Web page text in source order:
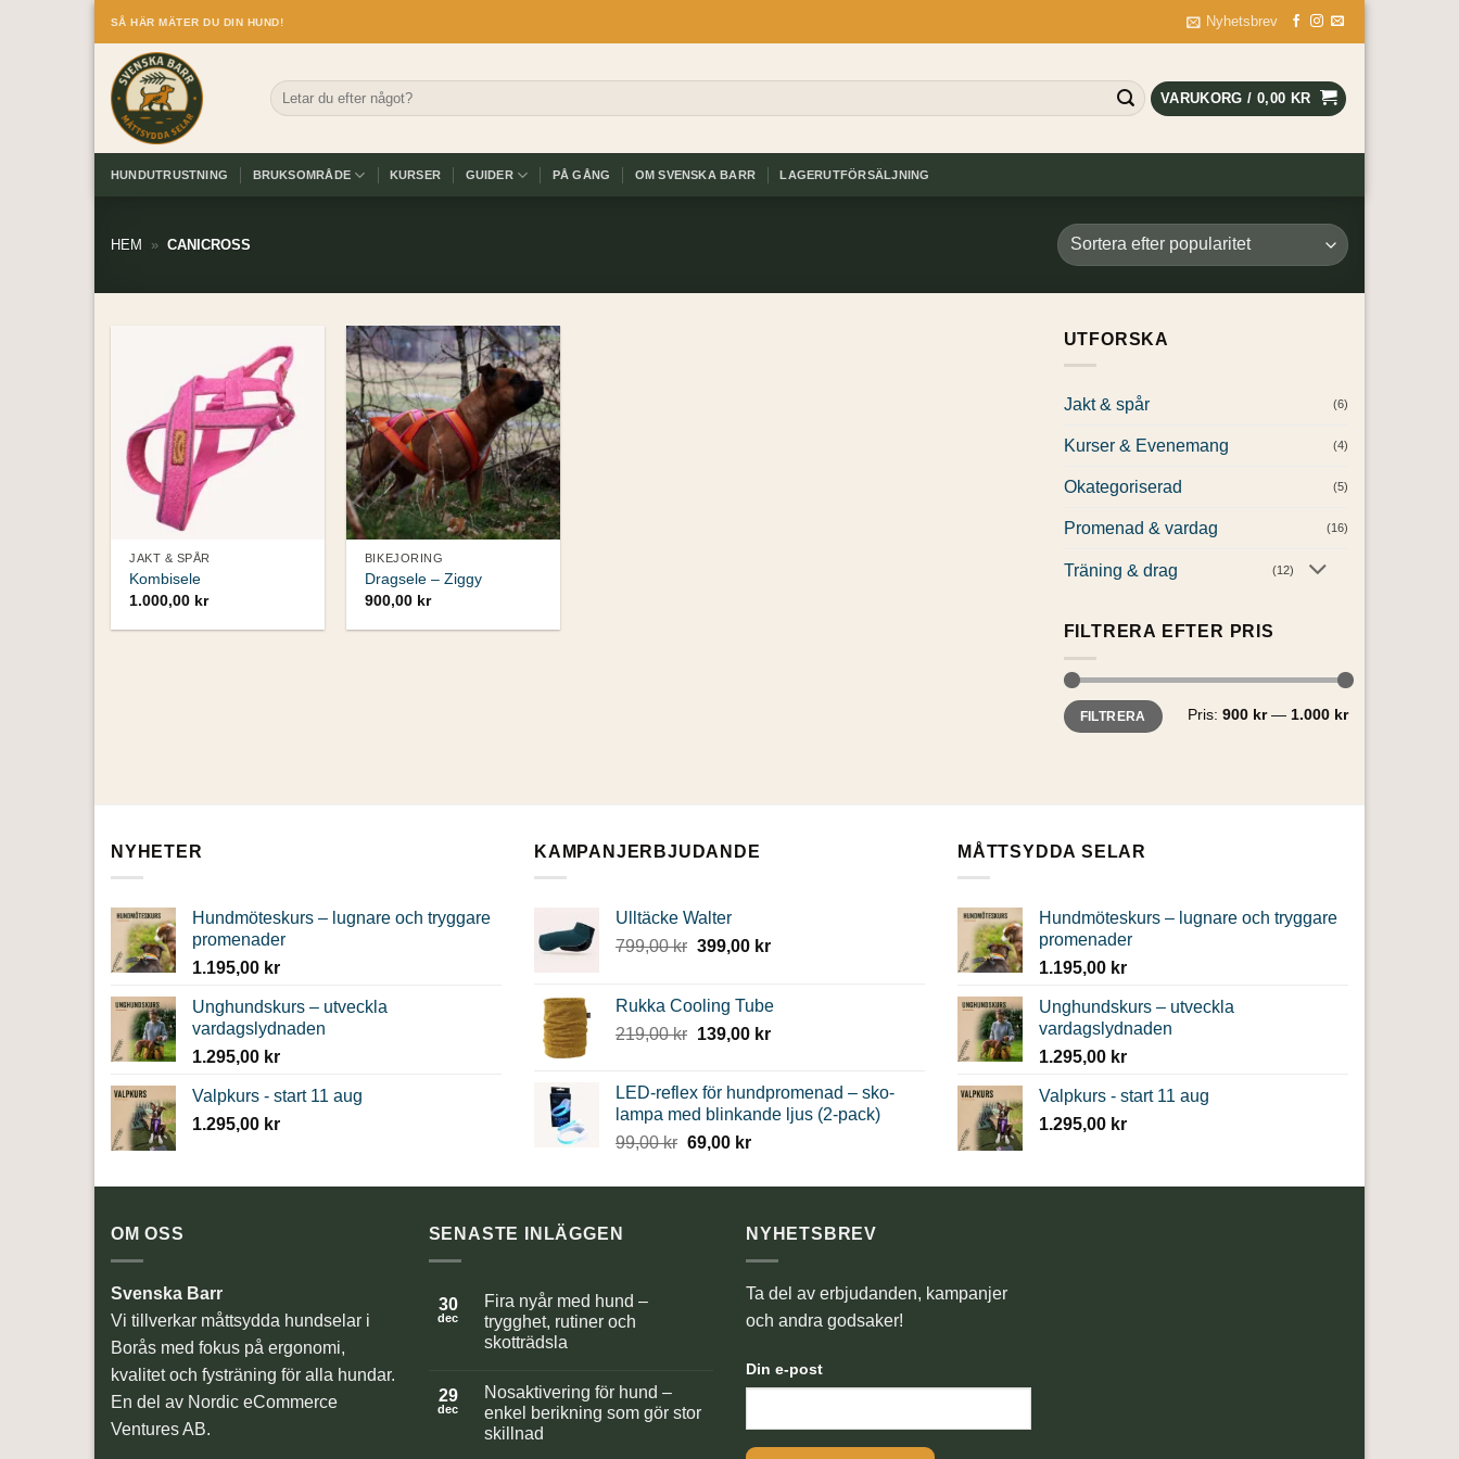
Skip
to
content
SÅ HÄR MÄTER DU DIN HUND! Nyhetsbrev
Sök
efter:
VARUKORG / 0,00 KR
HUNDUTRUSTNING BRUKSOMRÅDE KURSER GUIDER PÅ GÅNG OM SVENSKA BARR LAGERUTFÖRSÄLJNING
HEM » CANICROSS
Add to
wishlist
JAKT & SPÅR
Kombisele
1.000,00 kr
Add to
wishlist
BIKEJORING
Dragsele – Ziggy
900,00 kr
UTFORSKA
Jakt & spår (6)
Kurser & Evenemang (4)
Okategoriserad (5)
Promenad & vardag (16)
Träning & drag (12)
FILTRERA EFTER PRIS
Min
pris
Max
prisFILTRERA Pris: 900 kr— 1.000 kr
NYHETER
Hundmöteskurs – lugnare och tryggare
promenader
1.195,00 kr
Unghundskurs – utveckla
vardagslydnaden
1.295,00 kr
Valpkurs - start 11 aug
1.295,00 kr
KAMPANJERBJUDANDE
Ulltäcke Walter
799,00kr Det
var:
799,00 kr.
399,00 krDet
är:
399,00 kr.
Rukka Cooling Tube
219,00kr Det
var:
219,00 kr.
139,00 krDet
är:
139,00 kr.
LED-reflex för hundpromenad – sko-
lampa med blinkande ljus (2-pack)
99,00kr Det
priset
99,00 kr.
69,00 krDet
priset
69,00 kr.
MÅTTSYDDA SELAR
Hundmöteskurs – lugnare och tryggare
promenader
1.195,00 kr
Unghundskurs – utveckla
vardagslydnaden
1.295,00 kr
Valpkurs - start 11 aug
1.295,00 kr
OM OSS
Svenska Barr
Vi tillverkar måttsydda hundselar i
Borås med fokus på ergonomi,
kvalitet och fysträning för alla hundar.
En del av Nordic eCommerce
Ventures AB.
SENASTE INLÄGGEN
30
dec
Fira nyår med hund –
trygghet, rutiner och
skotträdsla
till
nyår
med
29
dec
Nosaktivering för hund –
enkel berikning som gör stor
skillnad
NYHETSBREV
Ta del av erbjudanden, kampanjer
och andra godsaker!
Din e-post